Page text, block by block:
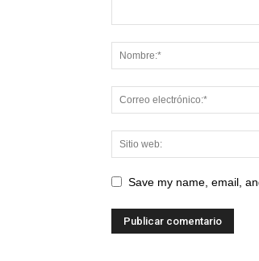
Save my name, email,